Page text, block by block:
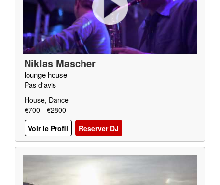
Niklas Mascher
lounge house
Pas d'avis
House, Dance
€700 - €2800
Voir le Profil
Reserver DJ